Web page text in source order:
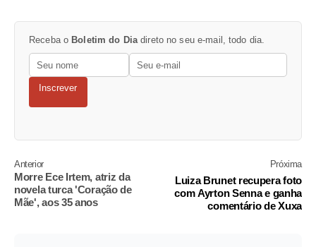
Receba o Boletim do Dia direto no seu e-mail, todo dia.
Inscrever
Anterior
Morre Ece Irtem, atriz da
novela turca 'Coração de
Mãe', aos 35 anos
Próxima
Luiza Brunet recupera foto
com Ayrton Senna e ganha
comentário de Xuxa